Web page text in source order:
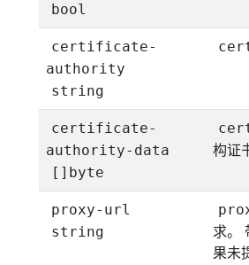
bool
certificate-
authority
string
certificate-
authority-data
[]byte
构证
proxy-url
string
求。
果未